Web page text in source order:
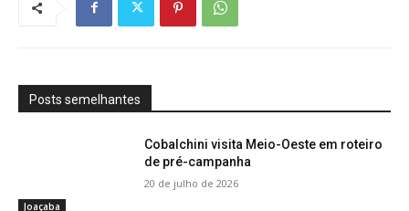
Posts semelhantes
Joaçaba
Cobalchini visita Meio-Oeste em roteiro
de pré-campanha
20 de julho de 2026